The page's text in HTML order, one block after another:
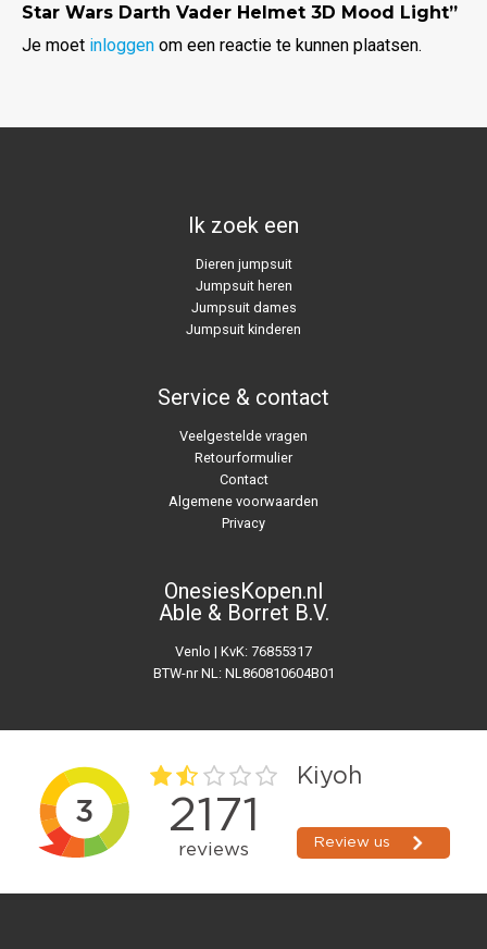
Star Wars Darth Vader Helmet 3D Mood Light”
Je moet inloggen om een reactie te kunnen plaatsen.
Ik zoek een
Dieren jumpsuit
Jumpsuit heren
Jumpsuit dames
Jumpsuit kinderen
Service & contact
Veelgestelde vragen
Retourformulier
Contact
Algemene voorwaarden
Privacy
OnesiesKopen.nl
Able & Borret B.V.
Venlo | KvK: 76855317
BTW-nr NL: NL860810604B01